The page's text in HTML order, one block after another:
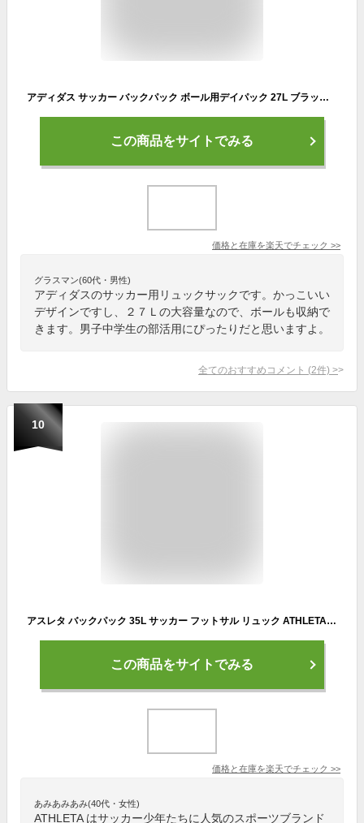
アディダス サッカー バックパック ボール用デイパック 27L ブラック/イエロー リュックサック 練習 部活 ADP50BKY adidas
この商品をサイトでみる
価格と在庫を楽天でチェック >>
グラスマン(60代・男性)
アディダスのサッカー用リュックサックです。かっこいい
デザインですし、２７Ｌの大容量なので、ボールも収納で
きます。男子中学生の部活用にぴったりだと思いますよ。
全てのおすすめコメント (2件) >
10
アスレタ バックパック 35L サッカー フットサル リュック ATHLETA 05312
この商品をサイトでみる
価格と在庫を楽天でチェック >>
あみあみあみ(40代・女性)
ATHLETA はサッカー少年たちに人気のスポーツブランド